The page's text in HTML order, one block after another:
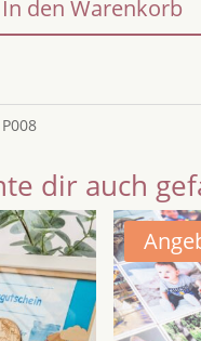
In den Warenkorb
P008
dir auch